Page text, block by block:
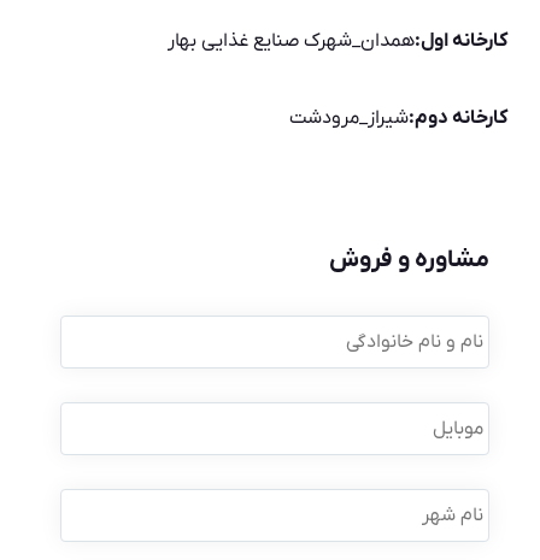
کارخانه اول:همدان_شهرک صنایع غذایی بهار
کارخانه دوم:شیراز_مرودشت
مشاوره و فروش
نام
و
نام
موبایل *
نام
شهر